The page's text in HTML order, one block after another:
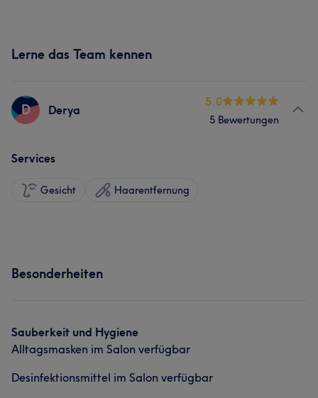
Lerne das Team kennen
D Derya
5.0
5 Bewertungen
Services
Gesicht Haarentfernung
Besonderheiten
Sauberkeit und Hygiene
Alltagsmasken im Salon verfügbar
Desinfektionsmittel im Salon verfügbar